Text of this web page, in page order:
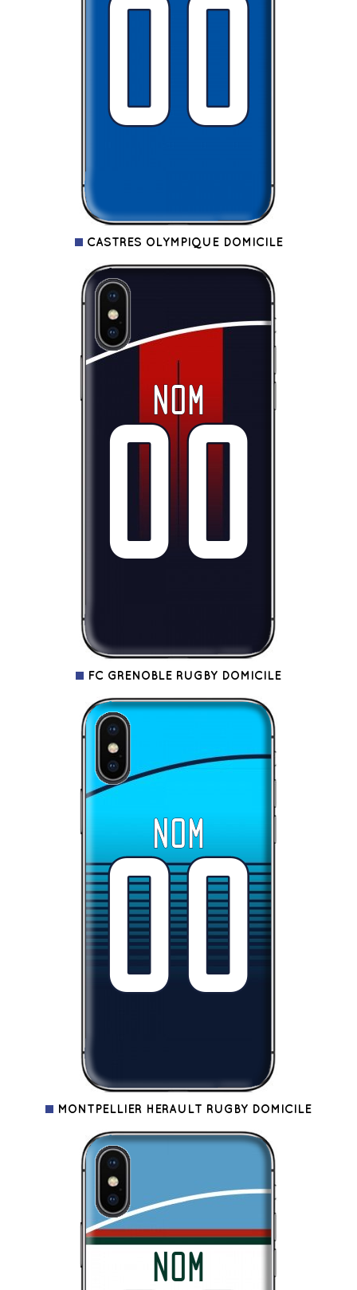
CASTRES OLYMPIQUE DOMICILE
FC GRENOBLE RUGBY DOMICILE
MONTPELLIER HERAULT RUGBY DOMICILE